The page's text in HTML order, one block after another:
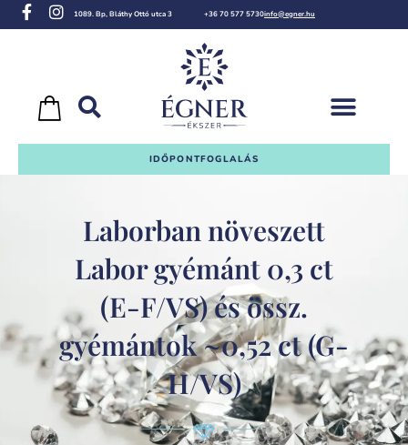
1089. Bp, Bláthy Ottó utca 3 +36 70 577 5730info@egner.hu
IDŐPONTFOGLALÁS
Laborban növeszett
Labor gyémánt 0,3 ct
(E-F/VS) és össz.
gyémántok ~0,52 ct (G-
H/VS)